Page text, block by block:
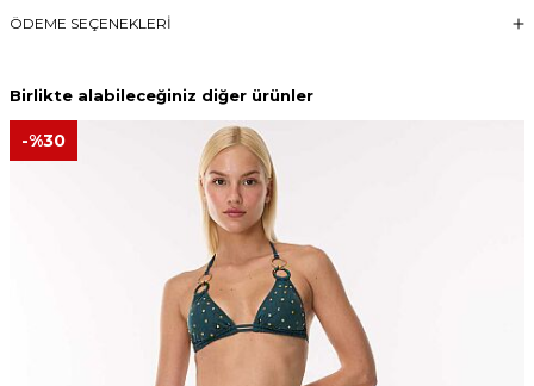
ÖDEME SEÇENEKLERI
Birlikte alabileceğiniz diğer ürünler
-%30